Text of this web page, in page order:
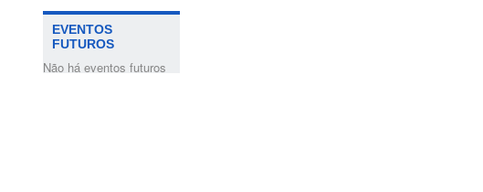
EVENTOS
FUTUROS
Não há eventos futuros